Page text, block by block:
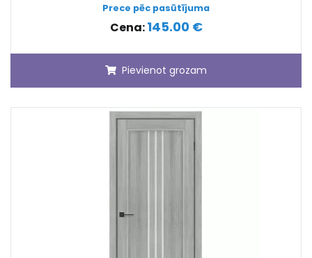
Prece pēc pasūtījuma
Cena:145.00 €
Pievienot grozam